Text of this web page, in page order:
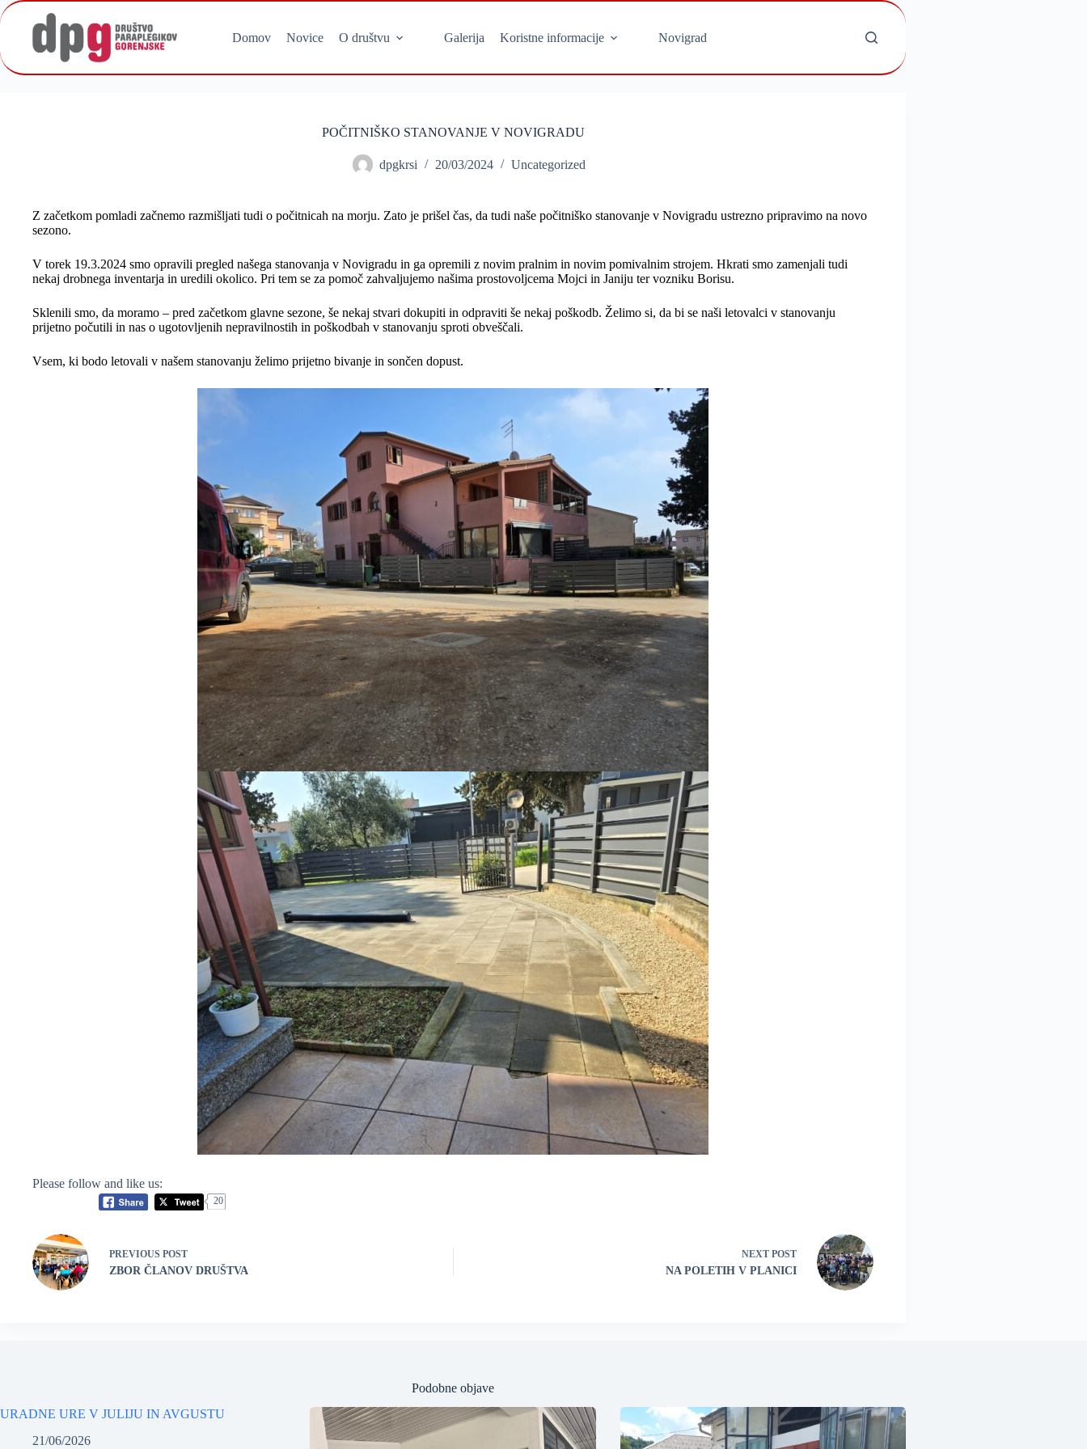
Skip
to
Domov Novice O društvu Galerija Koristne informacije Novigrad
POČITNIŠKO STANOVANJE V NOVIGRADU
dpgkrsi 20/03/2024 Uncategorized
Z začetkom pomladi začnemo razmišljati tudi o počitnicah na morju. Zato je prišel čas, da tudi naše počitniško stanovanje v Novigradu ustrezno pripravimo na novo
sezono.
V torek 19.3.2024 smo opravili pregled našega stanovanja v Novigradu in ga opremili z novim pralnim in novim pomivalnim strojem. Hkrati smo zamenjali tudi
nekaj drobnega inventarja in uredili okolico. Pri tem se za pomoč zahvaljujemo našima prostovoljcema Mojci in Janiju ter vozniku Borisu.
Sklenili smo, da moramo – pred začetkom glavne sezone, še nekaj stvari dokupiti in odpraviti še nekaj poškodb. Želimo si, da bi se naši letovalci v stanovanju
prijetno počutili in nas o ugotovljenih nepravilnostih in poškodbah v stanovanju sproti obveščali.
Vsem, ki bodo letovali v našem stanovanju želimo prijetno bivanje in sončen dopust.
Please follow and like us:
20
PREVIOUS POST
ZBOR ČLANOV DRUŠTVA
NEXT POST
NA POLETIH V PLANICI
Podobne objave
URADNE URE V JULIJU IN AVGUSTU
21/06/2026